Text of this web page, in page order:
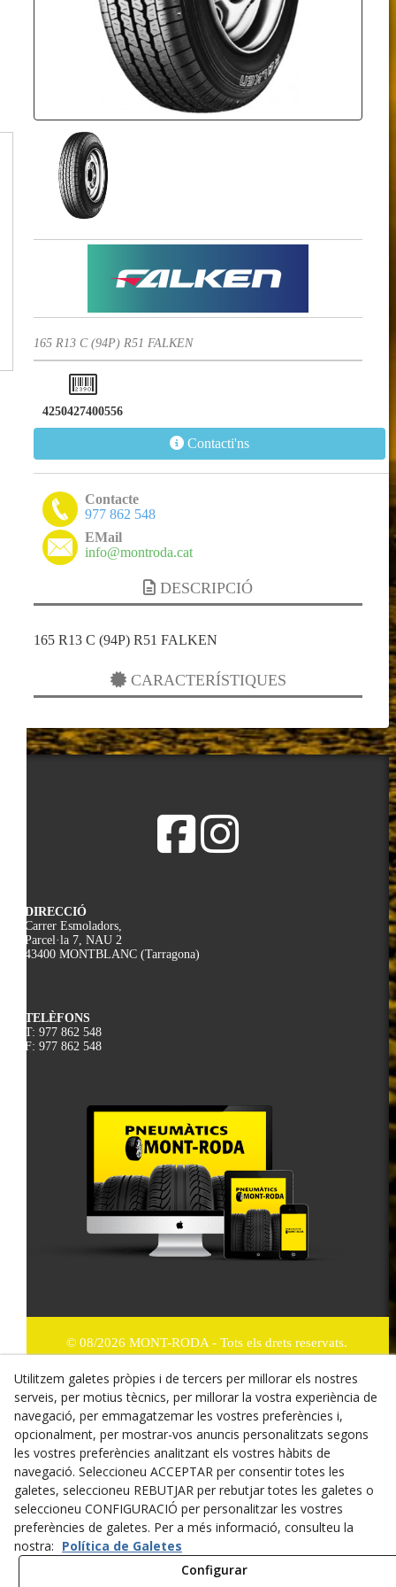
165 R13 C (94P) R51 FALKEN
4250427400556
Contacti'ns
Contacte
977 862 548
EMail
info@montroda.cat
DESCRIPCIÓ
165 R13 C (94P) R51 FALKEN
CARACTERÍSTIQUES
DIRECCIÓ
Carrer Esmoladors,
Parcel·la 7, NAU 2
43400 MONTBLANC (Tarragona)
TELÈFONS
T: 977 862 548
F: 977 862 548
© 08/2026 MONT-RODA - Tots els drets reservats.
Política de Privacitat
Termes i condicions de compra
Dret de desistiment
Cookies
Mapa Web
Utilitzem galetes pròpies i de tercers per millorar els nostres
serveis, per motius tècnics, per millorar la vostra experiència de
navegació, per emmagatzemar les vostres preferències i,
opcionalment, per mostrar-vos anuncis personalitzats segons
les vostres preferències analitzant els vostres hàbits de
navegació. Seleccioneu ACCEPTAR per consentir totes les
galetes, seleccioneu REBUTJAR per rebutjar totes les galetes o
seleccioneu CONFIGURACIÓ per personalitzar les vostres
preferències de galetes. Per a més informació, consulteu la
nostra: Política de Galetes
Configurar